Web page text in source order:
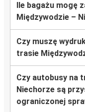
Ile bagażu mogę
Międzywodzie –
Czy muszę
trasie
Czy autobusy na
Niechorze są
ograniczonej